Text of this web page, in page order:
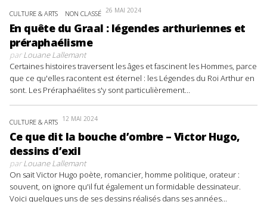
CULTURE & ARTS NON CLASSÉ 26 MAI 2024
En quête du Graal : légendes arthuriennes et
préraphaélisme
parLouane Lallemant
Certaines histoires traversent les âges et fascinent les Hommes, parce
que ce qu'elles racontent est éternel : les Légendes du Roi Arthur en
sont. Les Préraphaélites s'y sont particulièrement...
CULTURE & ARTS 12 MAI 2024
Ce que dit la bouche d’ombre – Victor Hugo,
dessins d’exil
parLouane Lallemant
On sait Victor Hugo poète, romancier, homme politique, orateur :
souvent, on ignore qu'il fut également un formidable dessinateur.
Voici quelques uns de ses dessins réalisés dans ses années...